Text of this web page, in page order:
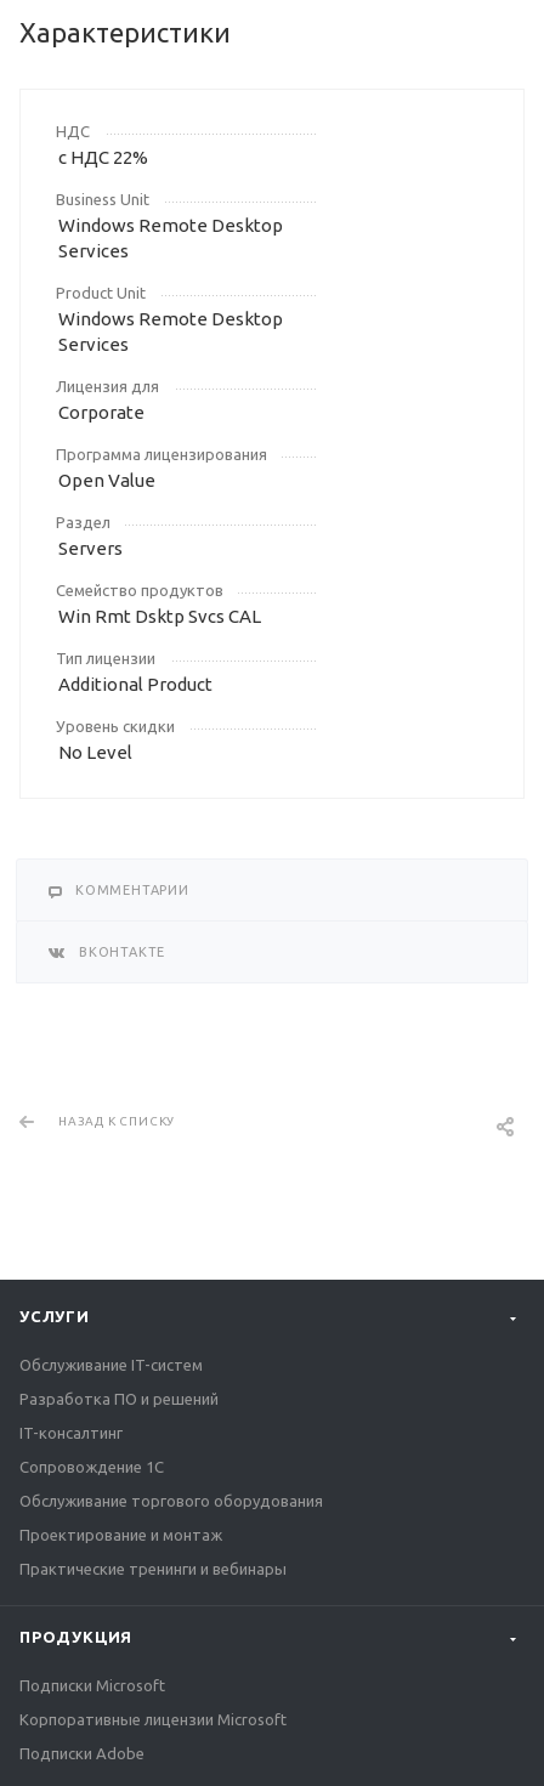
Характеристики
НДС
с НДС 22%
Business Unit
Windows Remote Desktop
Services
Product Unit
Windows Remote Desktop
Services
Лицензия для
Corporate
Программа лицензирования
Open Value
Раздел
Servers
Семейство продуктов
Win Rmt Dsktp Svcs CAL
Тип лицензии
Additional Product
Уровень скидки
No Level
КОММЕНТАРИИ
ВКОНТАКТЕ
НАЗАД К СПИСКУ
УСЛУГИ
Обслуживание IT-систем
Разработка ПО и решений
IT-консалтинг
Сопровождение 1С
Обслуживание торгового оборудования
Проектирование и монтаж
Практические тренинги и вебинары
ПРОДУКЦИЯ
Подписки Microsoft
Корпоративные лицензии Microsoft
Подписки Adobe